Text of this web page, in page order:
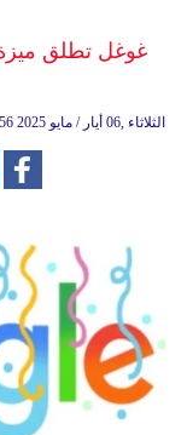
غوغل تطلق ميزة
18:56 2025 الثلاثاء ,06 أيار / مايو